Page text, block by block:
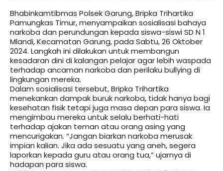
Bhabinkamtibmas Polsek Garung, Bripka Trihartika
Pamungkas Timur, menyampaikan sosialisasi bahaya
narkoba dan perundungan kepada siswa-siswi SD N 1
Mlandi, Kecamatan Garung, pada Sabtu, 26 Oktober
2024. Langkah ini dilakukan untuk membangun
kesadaran dini di kalangan pelajar agar lebih waspada
terhadap ancaman narkoba dan perilaku bullying di
lingkungan mereka.
Dalam sosialisasi tersebut, Bripka Trihartika
menekankan dampak buruk narkoba, tidak hanya bagi
kesehatan fisik tetapi juga masa depan para siswa. Ia
mengimbau mereka untuk selalu berhati-hati
terhadap ajakan teman atau orang asing yang
mencurigakan. “Jangan biarkan narkoba merusak
impian kalian. Jika ada sesuatu yang aneh, segera
laporkan kepada guru atau orang tua,” ujarnya di
hadapan para siswa.